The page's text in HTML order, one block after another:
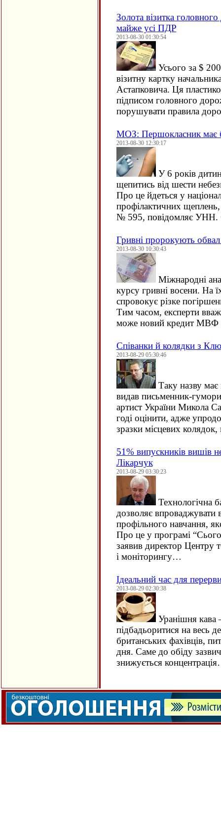
Золота візитка
майже усі ПДР
2013-08-30 01:30:54
Усього за $
візитну картку
Астапковича. Ця
підписом головного
порушувати правила
МОЗ: Першокласник має
2013-08-30 12:30:17
У 6 років
щепитись від шести
Про це йдеться у
профілактичних
№ 595, повідомляє УНН.
Гривні пророкують
2013-08-30 10:30:43
Міжнародні
курсу гривні восени. На
спровокує різке
Тим часом, експерти
може новий кредит МВФ
Співанки й колядки з
2013-08-29 05:30:46
Таку назву має
видав письменник-
артист України Микола
годі оцінити, адже
зразки місцевих
51% випускників вишів
Лікарчук
2013-08-29 03:30:23
Технологічна
дозволяє впроваджувати
профільного навчання,
Про це у програмі
заявив директор Центру
і моніторингу…
Ідеальний час для
2013-08-29 02:30:38
Уранішня кава
підбадьоритися на весь
британських фахівців,
дня. Саме до обіду
знижується